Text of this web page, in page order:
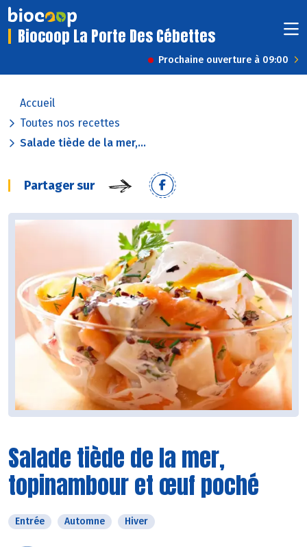
Biocoop La Porte Des Cébettes
Prochaine ouverture à 09:00
Accueil
Toutes nos recettes
Salade tiède de la mer,...
Partager sur
Salade tiède de la mer,
topinambour et œuf poché
Entrée Automne Hiver